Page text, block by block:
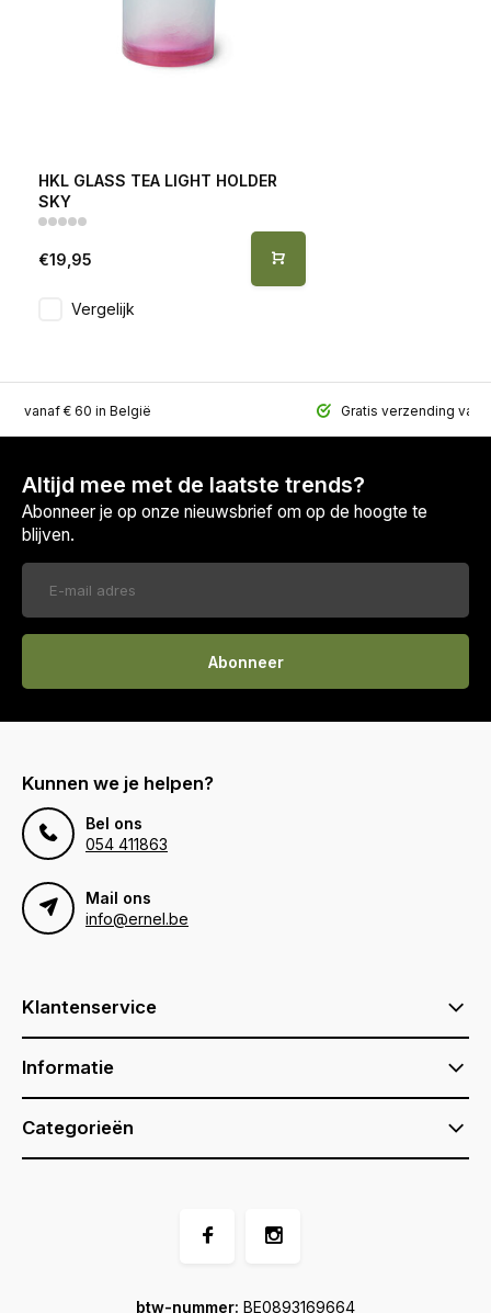
HKL GLASS TEA LIGHT HOLDER
SKY
€19,95
Vergelijk
vanaf € 60 in België Gratis verzending
Altijd mee met de laatste trends?
Abonneer je op onze nieuwsbrief om op de hoogte te
blijven.
Abonneer
Kunnen we je helpen?
Bel ons
054 411863
Mail ons
info@ernel.be
Klantenservice
Informatie
Categorieën
btw-nummer: BE0893169664